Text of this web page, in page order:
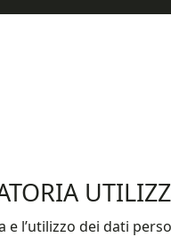
e l’utilizzo dei dati